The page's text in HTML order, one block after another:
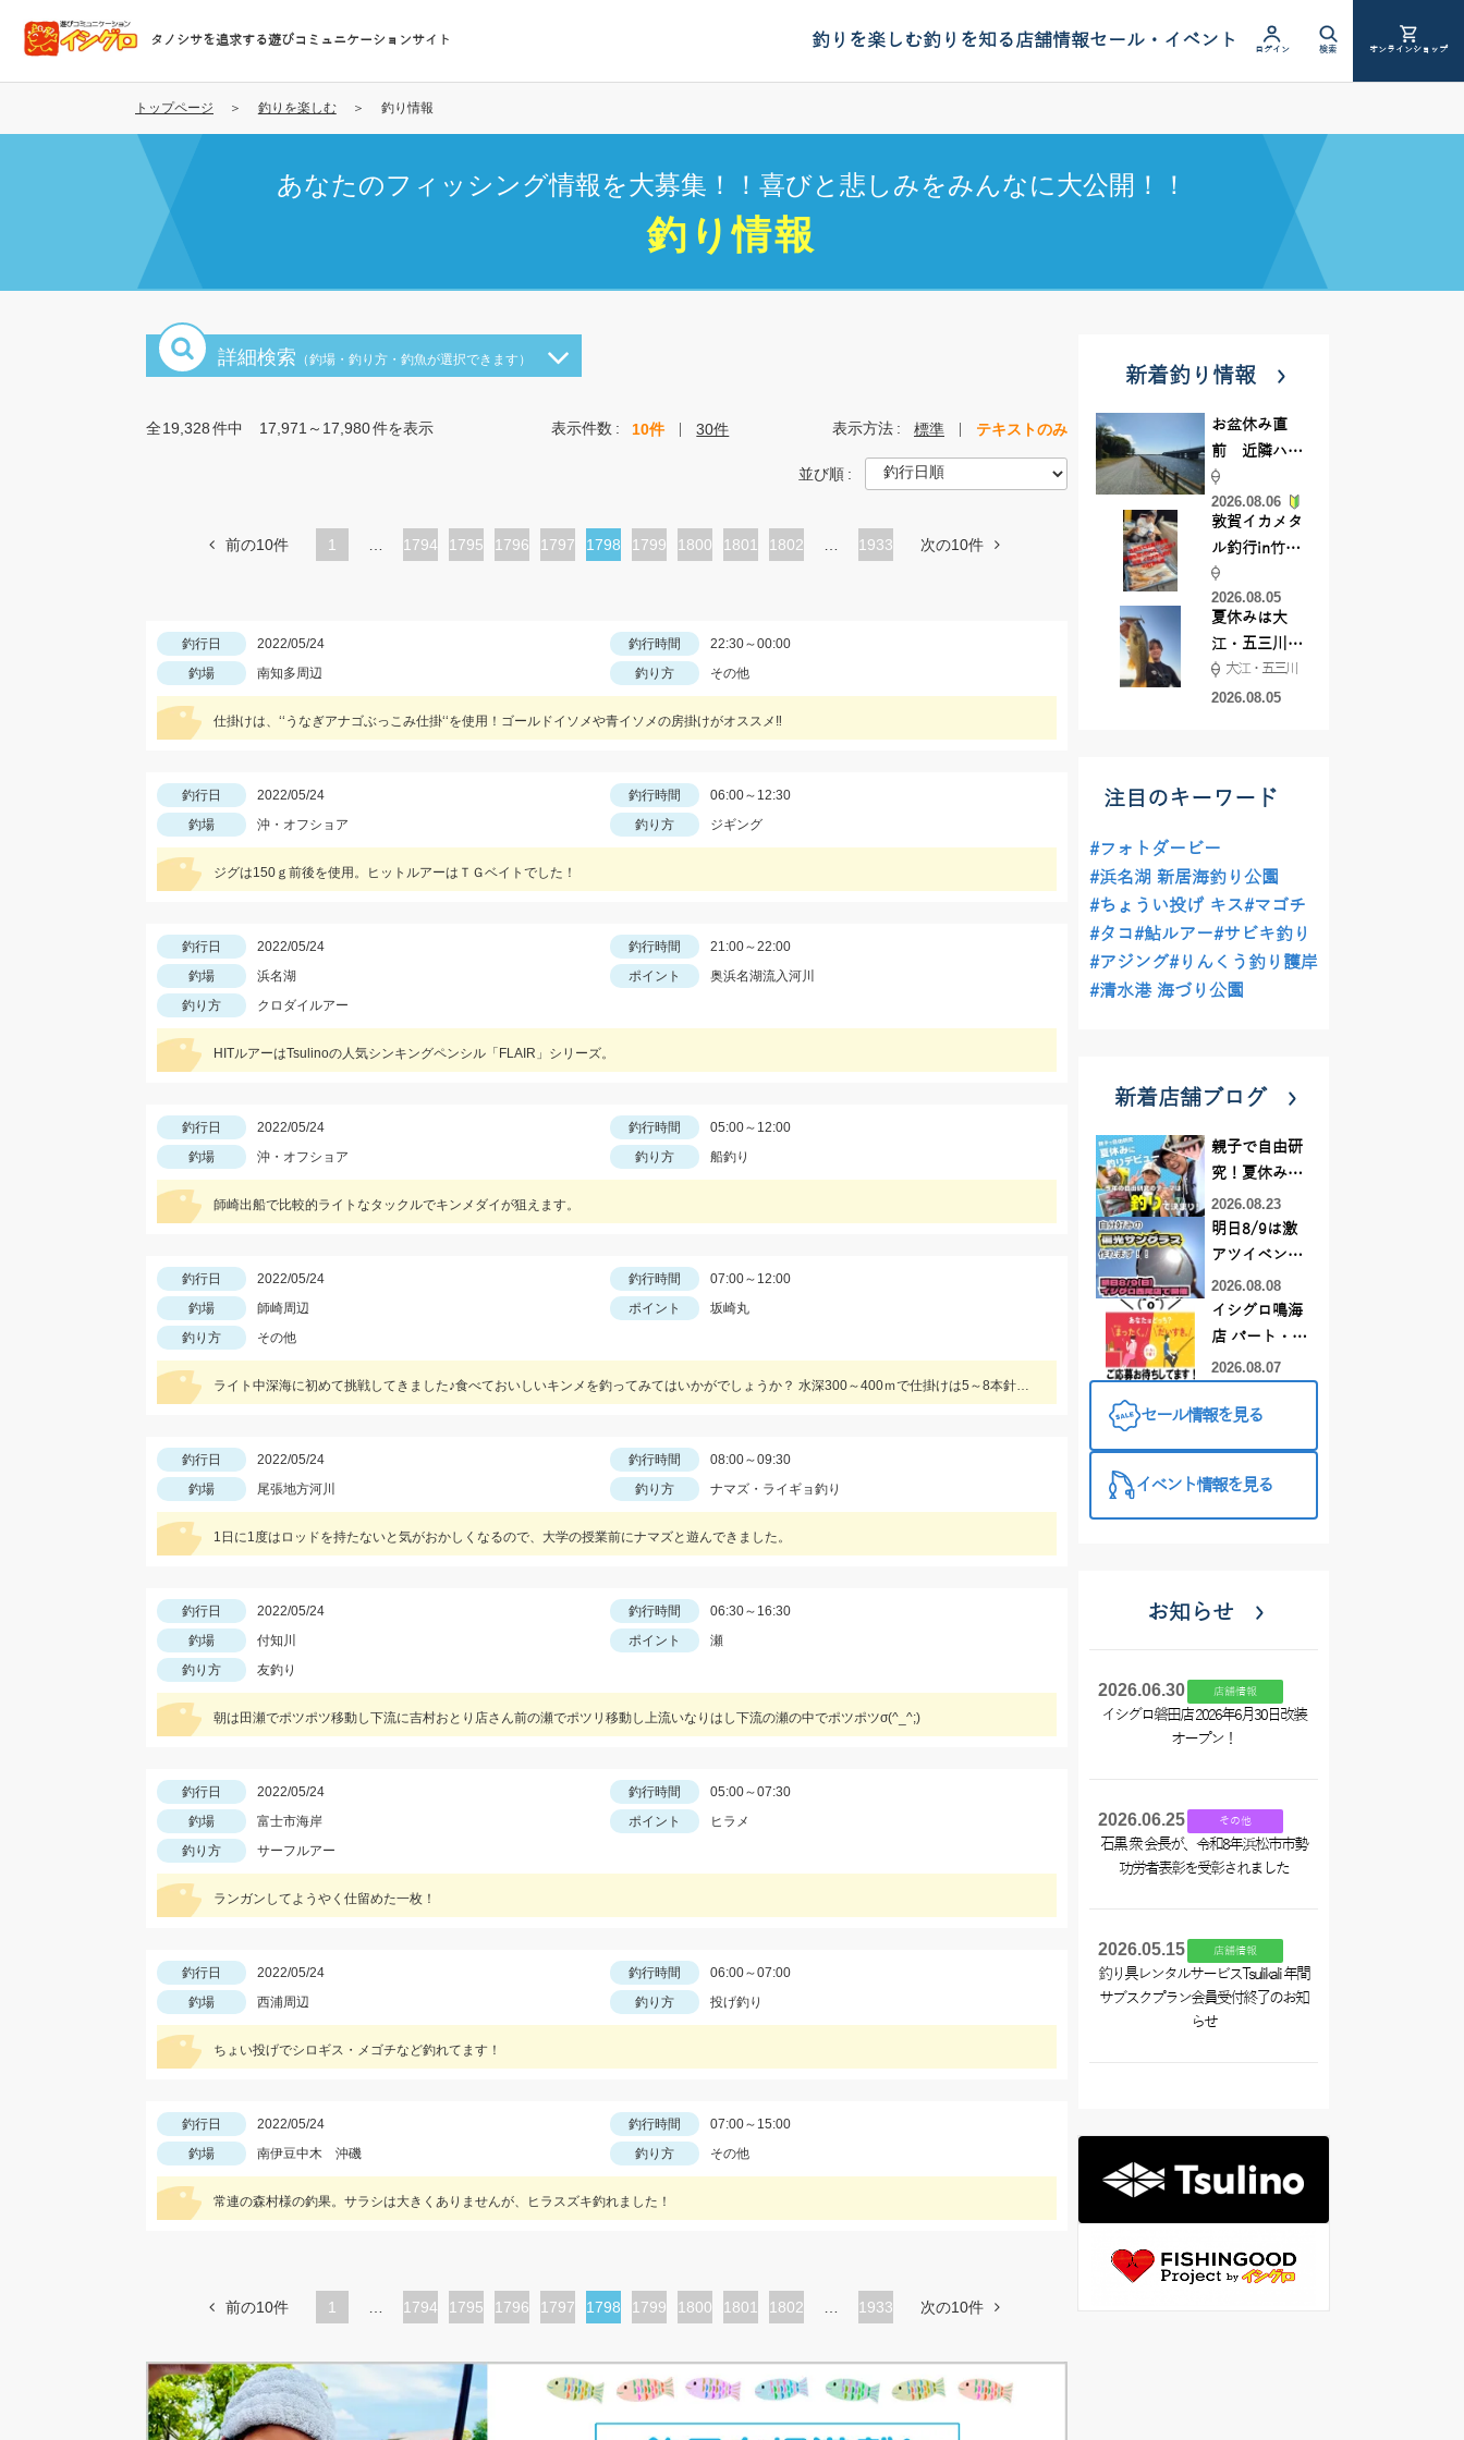
コ
テ
タノシサを追求する遊びコミュニケーションサイト 釣りを楽しむ釣りを知る店舗情報セール・イベント ログイン 検索 オンラインショップ
トップページ 釣りを楽しむ 釣り情報
あなたのフィッシング情報を大募集！！喜びと悲しみをみんなに大公開！！
釣り情報
詳細検索 （釣場・釣り方・釣魚が選択できます）
全19,328件中 17,971～17,980件を表示 表示件数 10件 30件 表示方法 標準 テキストのみ
並び順
前の10件 1
ペ
1794
ペ
1795
ペ
1796
ペ
1797
カ
ジ
1798
ペ
1799
ペ
1800
ペ
1801
ペ
1802 1933 次の10件
釣行日 2022/05/24 釣行時間
22:30～00:00
釣場
南知多周辺 釣り方 その他
仕掛けは、‘‘うなぎアナゴぶっこみ仕掛‘‘を使用！ゴールドイソメや青イソメの房掛けがオススメ‼
釣行日 2022/05/24 釣行時間
06:00～12:30
釣場
沖・オフショア 釣り方 ジギング
ジグは150ｇ前後を使用。ヒットルアーはＴＧベイトでした！
釣行日 2022/05/24 釣行時間
21:00～22:00
釣場
浜名湖 ポイント
奥浜名湖流入河川
釣り方
クロダイルアー
HITルアーはTsulinoの人気シンキングペンシル「FLAIR」シリーズ。
釣行日 2022/05/24 釣行時間
05:00～12:00
釣場
沖・オフショア 釣り方 船釣り
師崎出船で比較的ライトなタックルでキンメダイが狙えます。
釣行日 2022/05/24 釣行時間
07:00～12:00
釣場
師崎周辺 ポイント
坂崎丸
釣り方
その他
ライト中深海に初めて挑戦してきました♪食べておいしいキンメを釣ってみてはいかがでしょうか？ 水深300～400ｍで仕掛けは5～8本針のライト中深海用胴突き仕掛けに250号のオモリを使用しました
釣行日 2022/05/24 釣行時間
08:00～09:30
釣場
尾張地方河川 釣り方 ナマズ・ライギョ釣り
1日に1度はロッドを持たないと気がおかしくなるので、大学の授業前にナマズと遊んできました。
釣行日 2022/05/24 釣行時間
06:30～16:30
釣場
付知川 ポイント
瀬
釣り方
友釣り
朝は田瀬でポツポツ移動し下流に吉村おとり店さん前の瀬でポツリ移動し上流いなりはし下流の瀬の中でポツポツσ(^_^;)
釣行日 2022/05/24 釣行時間
05:00～07:30
釣場
富士市海岸 ポイント
ヒラメ
釣り方
サーフルアー
ランガンしてようやく仕留めた一枚！
釣行日 2022/05/24 釣行時間
06:00～07:00
釣場
西浦周辺 釣り方 投げ釣り
ちょい投げでシロギス・メゴチなど釣れてます！
釣行日 2022/05/24 釣行時間
07:00～15:00
釣場
南伊豆中木 沖磯 釣り方 その他
常連の森村様の釣果。サラシは大きくありませんが、ヒラスズキ釣れました！
前の10件 1
ペ
1794
ペ
ジ
1795
ペ
1796
ペ
1797
カ
ト
1798
ペ
1799
ペ
1800
ペ
1801
ペ
1802 1933 次の10件
新着釣り情報
お盆休み直
前 近隣ハゼ
釣り場調査し
てきました
2026.08.06
敦賀イカメタ
ル釣行in竹宝
丸様 釣り方で
釣果が激変！
竿頭を取った
パターンと
は？
2026.08.05
夏休みは大
江・五三川で
バスフィッシ
ング♪
大江・五三川
2026.08.05
注目のキーワード
#フォトダービー
#浜名湖 新居海釣り公園
#ちょうい投げ キス#マゴチ
#タコ#鮎ルアー#サビキ釣り
#アジング#りんくう釣り護岸
#清水港 海づり公園
新着店舗ブログ
親子で自由研
究！夏休みに
釣りデビュー
2026.08.23
明日8/9は激
アツイベント
日！！！～オ
ーダー偏光グ
ラス受注会～
2026.08.08
イシグロ鳴海
店 パート・ア
ルバイトスタ
募集中！
2026.08.07
セール情報を見る
イベント情報を見る
お知らせ
2026.06.30 店舗情報
イシグロ磐田店 2026年6月30日改装
オープン！
2026.06.25 その他
石黒 衆 会長が、令和8年浜松市市勢
功労者表彰を受彰されました
2026.05.15 店舗情報
釣り具レンタルサービスTsulikali 年間
サブスクプラン会員受付終了のお知
らせ